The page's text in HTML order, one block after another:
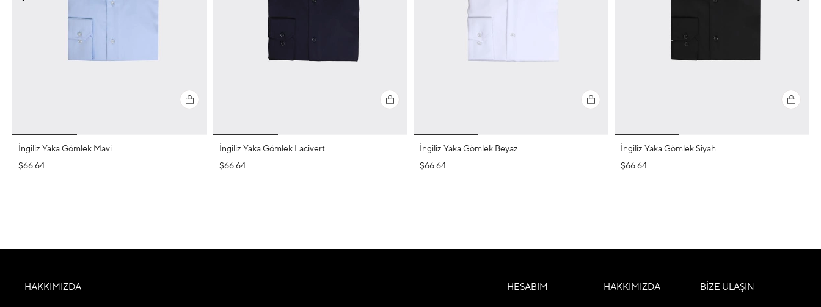
İngiliz Yaka Gömlek Mavi
$66.64
İngiliz Yaka Gömlek Lacivert
$66.64
İngiliz Yaka Gömlek Beyaz
$66.64
İngiliz Yaka Gömlek Siyah
$66.64
HAKKIMIZDA HESABIM HAKKIMIZDA BİZE ULAŞIN